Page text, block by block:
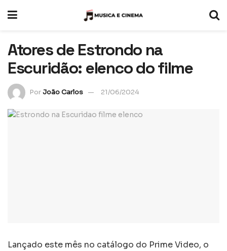
Atores de Estrondo na
Escuridão: elenco do filme
PorJoão Carlos 21/06/2024
Lançado este mês no catálogo do Prime Video, o